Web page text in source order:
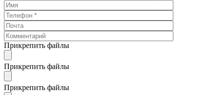
Прикрепить файлы
Прикрепить файлы
Прикрепить файлы